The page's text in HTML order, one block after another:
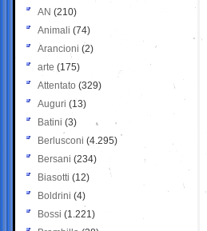
AN (210)
Animali (74)
Arancioni (2)
arte (175)
Attentato (329)
Auguri (13)
Batini (3)
Berlusconi (4.295)
Bersani (234)
Biasotti (12)
Boldrini (4)
Bossi (1.221)